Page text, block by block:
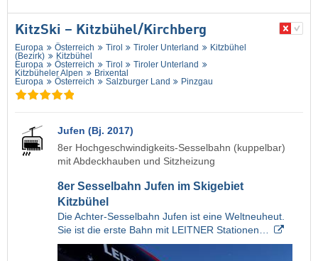
KitzSki – Kitzbühel/​Kirchberg
Europa Österreich Tirol Tiroler Unterland
Kitzbühel
(Bezirk)
Kitzbühel
Europa
Österreich Tirol
Tiroler Unterland
Kitzbüheler Alpen
Brixental
Europa
Österreich Salzburger Land Pinzgau
Jufen (Bj. 2017)
8er Hochgeschwindigkeits-Sesselbahn (kuppelbar)
mit Abdeckhauben und Sitzheizung
8er Sesselbahn Jufen im Skigebiet
Kitzbühel
Die Achter-Sesselbahn Jufen ist eine Weltneuheut.
Sie ist die erste Bahn mit LEITNER Stationen…